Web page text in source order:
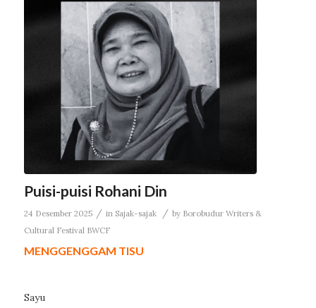
Puisi-puisi Rohani Din
24 Desember 2025 / in Sajak-sajak / by Borobudur Writers &
Cultural Festival BWCF
MENGGENGGAM TISU
Sayu